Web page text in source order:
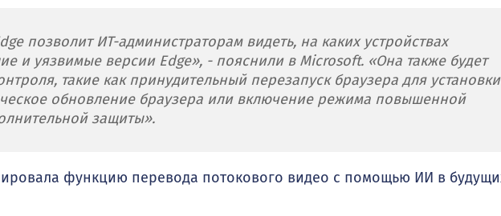
позволит ИТ-администраторам видеть, на каких устройствах
и уязвимые версии Edge», - пояснили в Microsoft. «Она также будет
такие как принудительный перезапуск браузера для установки
обновление браузера или включение режима повышенной
защиты».
функцию перевода потокового видео с помощью ИИ в